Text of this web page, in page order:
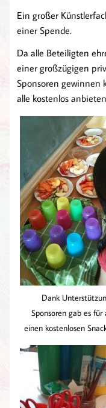
Ein großer
einer Spende.
Da alle Beteiligten
einer großzügigen
Sponsoren gewinnen
alle kostenlos
Dank
Sponsoren gab es für
einen kostenlosen